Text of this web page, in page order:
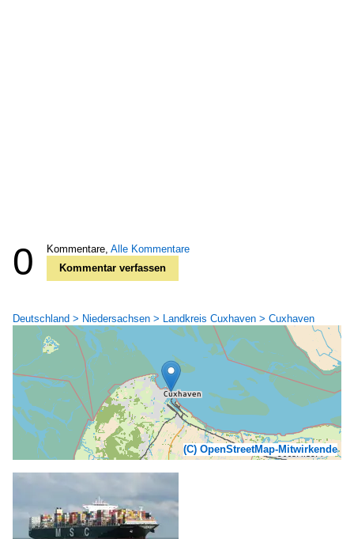
0 Kommentare, Alle Kommentare
Kommentar verfassen
Deutschland > Niedersachsen > Landkreis Cuxhaven > Cuxhaven
(C) OpenStreetMap-Mitwirkende